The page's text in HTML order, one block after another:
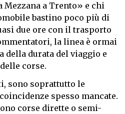
Mezzana a Trento» e chi
bastino poco più di
due ore con il trasporto
la linea è ormai
della durata del viaggio e
corse.
sono soprattutto le
spesso mancate.
corse dirette o semi-